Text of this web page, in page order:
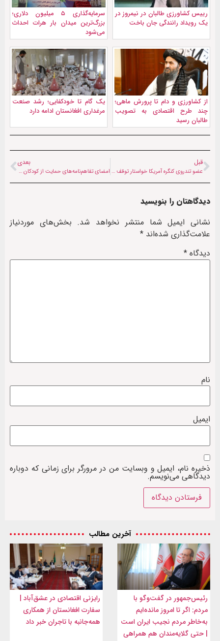
ریيس کشاورزی طالبان در نیمروز در
یک رویداد رانندگی جان باخت
سرمایه‌گذاری ۵ میلیون دلاری؛
بزرگ‌ترین میدان بار هرات احداث
می‌شود
از کشاورزی و دام تا پرورش ماهی؛
چند طرح اقتصادی به تصویب
طالبان رسید
یک گام تا خودکفایی؛ رشد صنعت
مرغداری افغانستان ادامه دارد
قبل
عضو تندروی کنگره آمریکا خواستار توقف کمک‌ به طالبان شد
بعدی
امضای تفاهم‌نامه‌های حمایت از کودکان آسیب‌دیده از جنگ در افغانستان
دیدگاهتان را بنویسید
نشانی ایمیل شما منتشر نخواهد شد. بخش‌های موردنیاز
علامت‌گذاری شده‌اند *
دیدگاه *
نام
ایمیل
ذخیره نام، ایمیل و وبسایت من در مرورگر برای زمانی که دوباره
دیدگاهی می‌نویسم.
آخرین مطالب
رئیس‌جمهور در گفت‌وگو با
مردم: اگر تا امروز مانده‌ایم
به‌خاطر مردم نجیب ایران است
| حتی گلایه‌مندان هم همراهی
رایزنی اقتصادی در عشق‌آباد |
سفارت افغانستان از همکاری
همه‌جانبه با تاجران خبر داد